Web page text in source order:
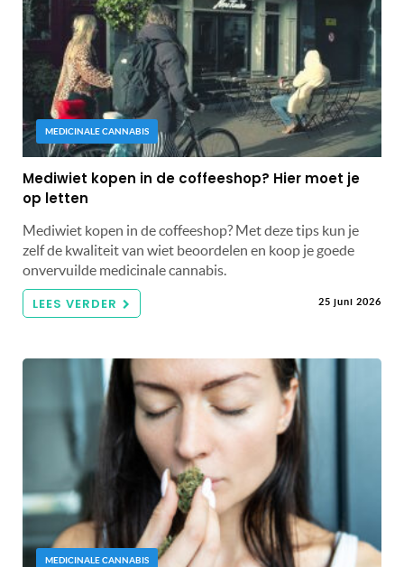
MEDICINALE CANNABIS
Mediwiet kopen in de coffeeshop? Hier moet je
op letten
Mediwiet kopen in de coffeeshop? Met deze tips kun je
zelf de kwaliteit van wiet beoordelen en koop je goede
onvervuilde medicinale cannabis.
LEES VERDER 25 juni 2026
MEDICINALE CANNABIS